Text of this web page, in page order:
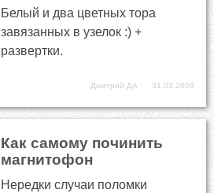
Белый и два цветных тора
завязанных в узелок :) +
развертки.
Дмитрий ДА 31.03.2009
Как самому починить
магнитофон
Нередки случаи поломки